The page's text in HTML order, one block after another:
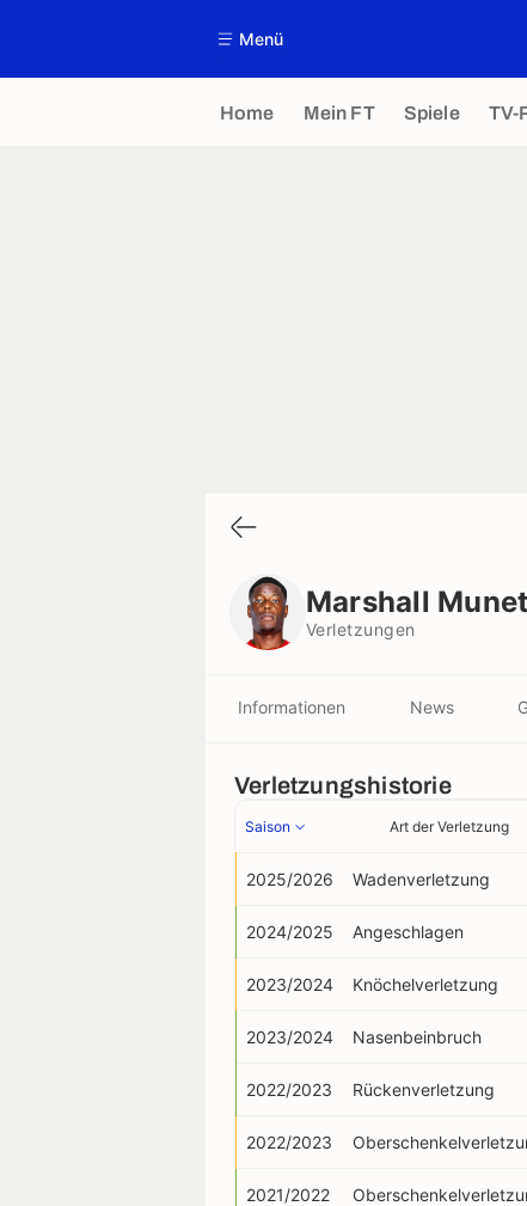
Menü
Home Mein FT Spiele TV-
Marshall
Verletzungen
Informationen News
Verletzungshistorie
Saison Art der Verletzung
2025/2026 Wadenverletzung
2024/2025 Angeschlagen
2023/2024 Knöchelverletzung
2023/2024 Nasenbeinbruch
2022/2023 Rückenverletzung
2022/2023
2021/2022